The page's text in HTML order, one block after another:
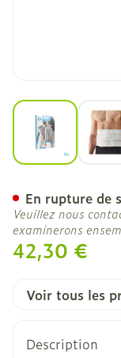
View larger
42,30 €
En rupture de
Veuillez nous
examinerons
Voir tous les
Description